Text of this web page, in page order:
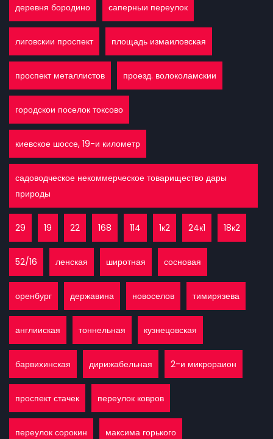
деревня бородино саперныи переулок
лиговскии проспект площадь измаиловская
проспект металлистов проезд. волоколамскии
городскои поселок токсово
киевское шоссе, 19-и километр
садоводческое некоммерческое товарищество дары
природы
29 19 22 168 114 1к2 24к1 18к2
52/16 ленская широтная сосновая
оренбург державина новоселов тимирязева
англииская тоннельная кузнецовская
барвихинская дирижабельная 2-и микрораион
проспект стачек переулок ковров
переулок сорокин максима горького